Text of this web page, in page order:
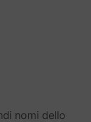
nomi dello